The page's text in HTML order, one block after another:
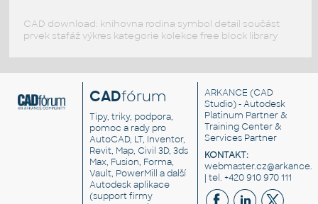
CAD download: knihovna rodina symbol detail součást
prvek stafáž výkres kategorie kolekce free block library
CADfórum
Tipy, triky, podpora,
pomoc a rady pro
AutoCAD, LT, Inventor,
Revit, Map, Civil 3D, 3ds
Max, Fusion, Forma,
Vault, PowerMill a další
Autodesk aplikace
(support firmy
ARKANCE (CAD
Studio) - Autodesk
Platinum Partner &
Training Center &
Services Partner
KONTAKT:
| tel. +420 910 970 111